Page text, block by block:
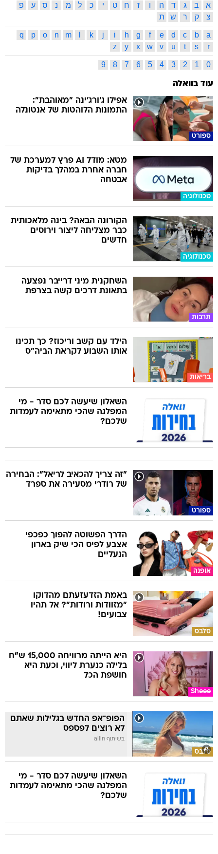
א ב ג ד ה ו ז ח ט י כ ל מ נ ס ע
פ
צ
ק ר ש ת
a
b
c
d
e
f
g
h
i
j
k
m
n
o
p
q
r
s
t
u
v
w
x
y
z
0
1
2
3
4
5
6
7
8
9
עוד בוואלה
ספורט
אפילו ג'ורג'ינה "מאוהבת":
התמונות הלוהטות של אנטונלה
טכנולוגיה
מטא: מודל AI פרץ למערכת של
חברה אחרת במהלך בדיקות
אבטחה
טכנולוגיה
הקורונה הבאה? בינה מלאכותית
כבר מצליחה ליצור וירוסים
חדשים
תרבות
השחקנית מיני דרייבר נפצעה
בתאונת דרכים קשה בצרפת
בריאות
הילד עם קשב וריכוז? כך תכינו
אותו השבוע לקראת הביה"ס
השאלון שיעשה לכם סדר - מי
המפלגה שהכי מתאימה לעמדות
שלכם?
ספורט
"זה צריך להכאיב לריאל": הבחירה
של רודרי מסעירה את ספרד
אופנה
הדרך הפשוטה להפוך כפכפי
אצבע לפיס הכי שיק בארון
הנעליים
סלבס
באמת הזדעזעתם מהדוקו
"מזוודות ורודות"? אל תהיו
צבועים!
Sheee
היא הייתה מרוויחה 15,000 ש"ח
בלילה כנערת ליווי, וכעת היא
חושפת הכל
סלבס
הפופ־אפ החדש בגלילות שאתם
לא רוצים לפספס
בשיתוף allin
השאלון שיעשה לכם סדר - מי
המפלגה שהכי מתאימה לעמדות
שלכם?